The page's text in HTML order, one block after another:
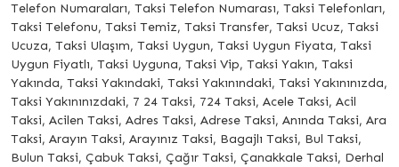
Telefon Numaraları, Taksi Telefon Numarası, Taksi Telefonları,
Taksi Telefonu, Taksi Temiz, Taksi Transfer, Taksi Ucuz, Taksi
Ucuza, Taksi Ulaşım, Taksi Uygun, Taksi Uygun Fiyata, Taksi
Uygun Fiyatlı, Taksi Uyguna, Taksi Vip, Taksi Yakın, Taksi
Yakında, Taksi Yakındaki, Taksi Yakınındaki, Taksi Yakınınızda,
Taksi Yakınınızdaki, 7 24 Taksi, 724 Taksi, Acele Taksi, Acil
Taksi, Acilen Taksi, Adres Taksi, Adrese Taksi, Anında Taksi, Ara
Taksi, Arayın Taksi, Arayınız Taksi, Bagajlı Taksi, Bul Taksi,
Bulun Taksi, Çabuk Taksi, Çağır Taksi, Çanakkale Taksi, Derhal